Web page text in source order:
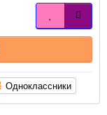
Одноклассники